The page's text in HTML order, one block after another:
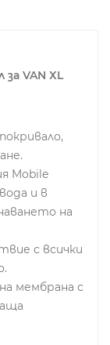
за VAN ХL
Mobile
и в
на
с всички
мембрана с